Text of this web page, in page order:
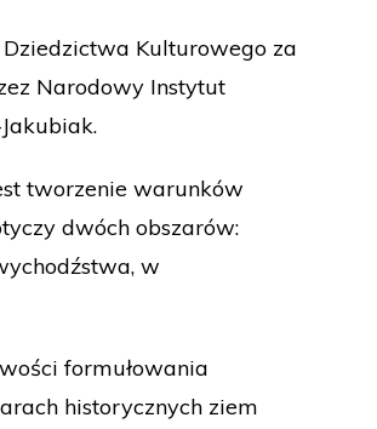
Kulturowego za
Narodowy Instytut
tworzenie warunków
dwóch obszarów:
w
formułowania
historycznych ziem